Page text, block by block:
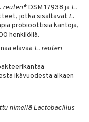
reuteri*DSM 17938 ja L.
jotka sisältävät L.
probioottisia kantoja,
henkilöllä.
elävää L. reuteri
ikävuodesta alkaen
nimellä Lactobacillus